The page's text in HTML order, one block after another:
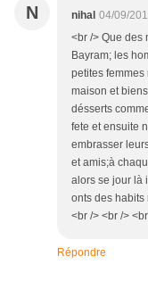
N nihal 04/09/
<br /> Que des
Bayram; les
petites
maison et
désserts
fete et ensuite
embrasser
et amis;à
alors se jour là
onts des habits
<br /> <br />
Répondre